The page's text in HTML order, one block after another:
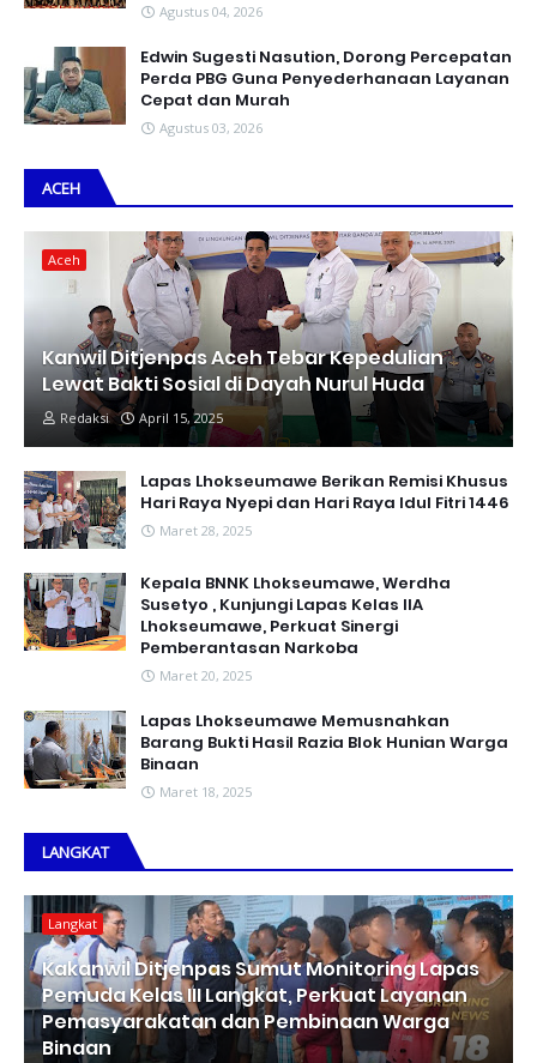
Agustus 04, 2026
Edwin Sugesti Nasution, Dorong Percepatan
Perda PBG Guna Penyederhanaan Layanan
Cepat dan Murah
Agustus 03, 2026
ACEH
Aceh
Kanwil Ditjenpas Aceh Tebar Kepedulian
Lewat Bakti Sosial di Dayah Nurul Huda
Redaksi April 15, 2025
Lapas Lhokseumawe Berikan Remisi Khusus
Hari Raya Nyepi dan Hari Raya Idul Fitri 1446
Maret 28, 2025
Kepala BNNK Lhokseumawe, Werdha
Susetyo , Kunjungi Lapas Kelas IIA
Lhokseumawe, Perkuat Sinergi
Pemberantasan Narkoba
Maret 20, 2025
Lapas Lhokseumawe Memusnahkan
Barang Bukti Hasil Razia Blok Hunian Warga
Binaan
Maret 18, 2025
LANGKAT
Langkat
Kakanwil Ditjenpas Sumut Monitoring Lapas
Pemuda Kelas III Langkat, Perkuat Layanan
Pemasyarakatan dan Pembinaan Warga
Binaan